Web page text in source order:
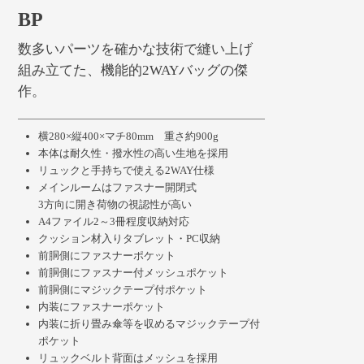
BP
数多いパーツを確かな技術で縫い上げ
組み立てた、機能的2WAYバッグの傑
作。
横280×縦400×マチ80mm 重さ約900g
本体は耐久性・撥水性の高い生地を採用
リュックと手持ちで使える2WAY仕様
メインルームはファスナー開閉式
3方向に開き荷物の視認性が高い
A4ファイル2～3冊程度収納対応
クッション材入りタブレット・PC収納
前胴側にファスナーポケット
前胴側にファスナー付メッシュポケット
前胴側にマジックテープ付ポケット
内装にファスナーポケット
内装に折り畳み傘等を収めるマジックテープ付
ポケット
リュックベルト背面はメッシュを採用